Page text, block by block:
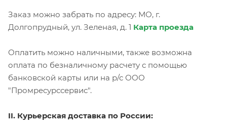
Заказ можно забрать по адресу: МО, г.
Долгопрудный, ул. Зеленая, д. 1 Карта проезда
Оплатить можно наличными, также возможна
оплата по безналичному расчету с помощью
банковской карты или на р/с ООО
"Промресурссервис".
II. Курьерская доставка по России: